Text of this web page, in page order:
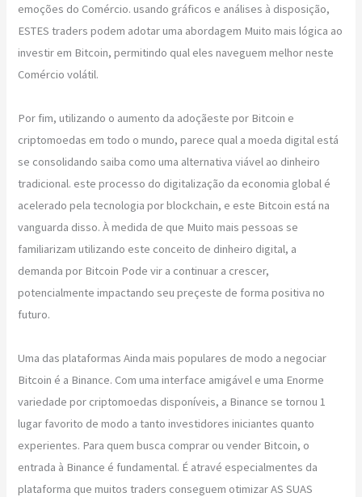
emoções do Comércio. usando gráficos e análises à disposição,
ESTES traders podem adotar uma abordagem Muito mais lógica ao
investir em Bitcoin, permitindo qual eles naveguem melhor neste
Comércio volátil.
Por fim, utilizando o aumento da adoçãeste por Bitcoin e
criptomoedas em todo o mundo, parece qual a moeda digital está
se consolidando saiba como uma alternativa viável ao dinheiro
tradicional. este processo do digitalização da economia global é
acelerado pela tecnologia por blockchain, e este Bitcoin está na
vanguarda disso. À medida de que Muito mais pessoas se
familiarizam utilizando este conceito de dinheiro digital, a
demanda por Bitcoin Pode vir a continuar a crescer,
potencialmente impactando seu preçeste de forma positiva no
futuro.
Uma das plataformas Ainda mais populares de modo a negociar
Bitcoin é a Binance. Com uma interface amigável e uma Enorme
variedade por criptomoedas disponíveis, a Binance se tornou 1
lugar favorito de modo a tanto investidores iniciantes quanto
experientes. Para quem busca comprar ou vender Bitcoin, o
entrada à Binance é fundamental. É atravé especialmentes da
plataforma que muitos traders conseguem otimizar AS SUAS